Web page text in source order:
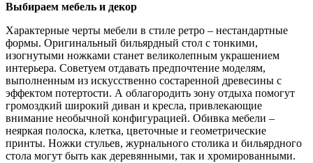
Выбираем мебель и декор
Характерные черты мебели в стиле ретро – нестандартные
формы. Оригинальный бильярдный стол с тонкими,
изогнутыми ножками станет великолепным украшением
интерьера. Советуем отдавать предпочтение моделям,
выполненным из искусственно состаренной древесины с
эффектом потертости. А облагородить зону отдыха помогут
громоздкий широкий диван и кресла, привлекающие
внимание необычной конфигурацией. Обивка мебели –
неяркая полоска, клетка, цветочные и геометрические
принты. Ножки стульев, журнального столика и бильярдного
стола могут быть как деревянными, так и хромированными.